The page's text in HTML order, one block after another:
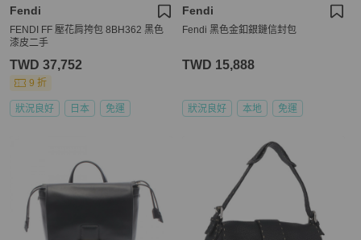
Fendi
FENDI FF 壓花肩挎包 8BH362 黑色
漆皮二手
TWD 37,752
9 折
狀況良好 日本 免運
Fendi
Fendi 黑色金釦銀鏈信封包
TWD 15,888
狀況良好 本地 免運